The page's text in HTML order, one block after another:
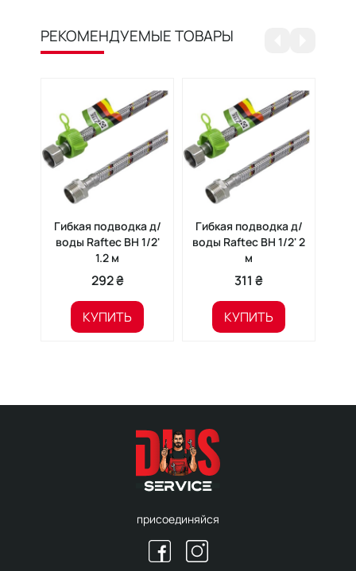
РЕКОМЕНДУЕМЫЕ ТОВАРЫ
Гибкая подводка д/
воды Raftec ВН 1/2'
1.2 м
292 ₴
КУПИТЬ
Гибкая подводка д/
воды Raftec ВН 1/2' 2
м
311 ₴
КУПИТЬ
присоединяйся